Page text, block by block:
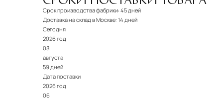
Срок производства фабрики: 45 дней
Доставка на склад в Москве: 14 дней
Сегодня
2026 год
08
августа
59 дней
Дата поставки
2026 год
06